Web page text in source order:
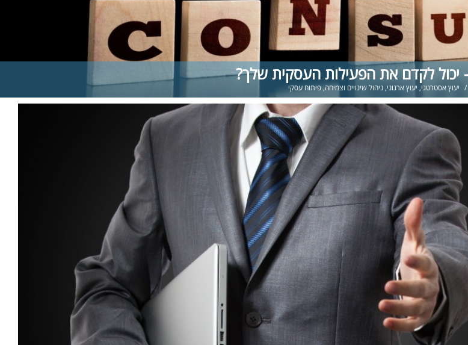
– יכול לקדם את הפעילות העסקית שלך?
/ יעוץ אסטרטגי, יעוץ ארגוני,ניהול שינויים וצמיחה,פיתוח עסקי